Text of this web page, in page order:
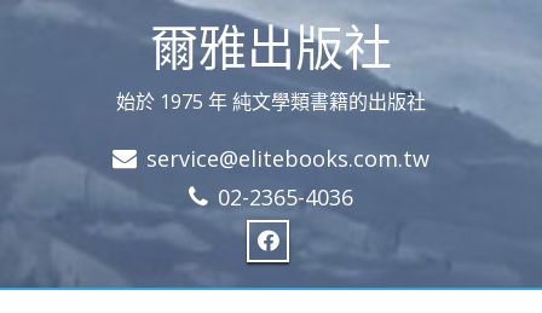
爾雅出版社
始於 1975 年 純文學類書籍的出版社
service@elitebooks.com.tw
02-2365-4036